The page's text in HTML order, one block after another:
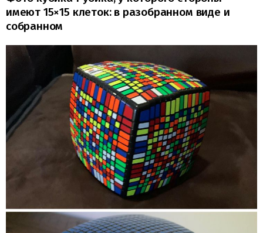
имеют 15×15 клеток: в разобранном виде и
собранном